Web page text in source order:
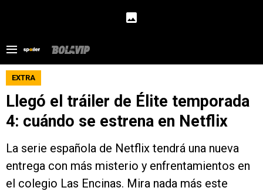
EXTRA
Llegó el tráiler de Élite temporada
4: cuándo se estrena en Netflix
La serie española de Netflix tendrá una nueva
entrega con más misterio y enfrentamientos en
el colegio Las Encinas. Mira nada más este